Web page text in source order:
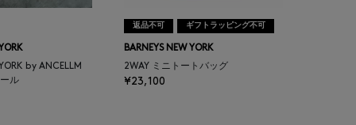
YORK by ANCELLM
ル
返品不可 ギフトラッピング不可
BARNEYS NEW YORK
2WAY ミニトートバッグ
¥23,100